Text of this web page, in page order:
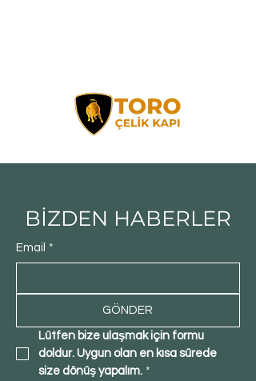
BİZDEN HABERLER
Email *
GÖNDER
Lütfen bize ulaşmak için formu
doldur. Uygun olan en kısa sürede
size dönüş yapalım. *